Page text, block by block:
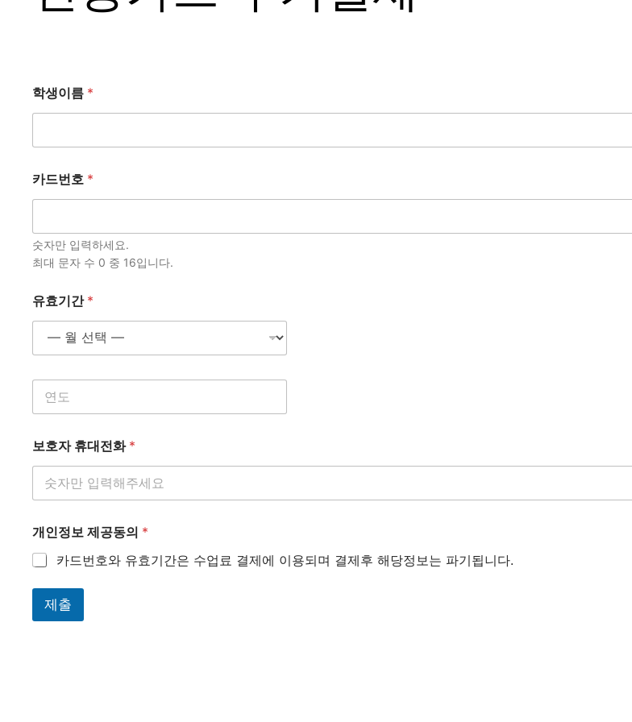
학생이름 *
카드번호 *
숫자만 입력하세요.
최대 문자 수 0 중 16입니다.
유효기간 *
연
*
보호자 휴대전화 *
개인정보 제공동의 *
카드번호와 유효기간은 수업료 결제에 이용되며 결제후 해당정보는 파기됩니다.
제출